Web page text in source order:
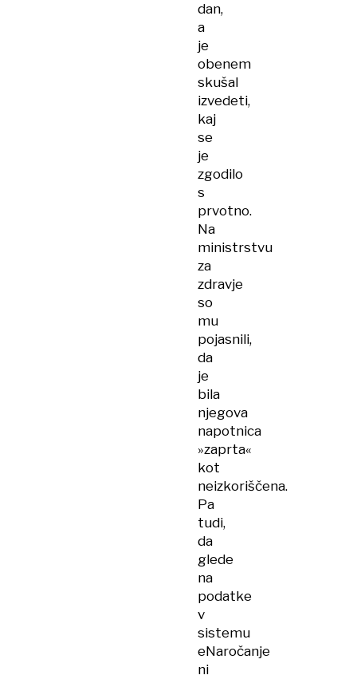
dan,
a
je
obenem
skušal
izvedeti,
kaj
se
je
zgodilo
s
prvotno.
Na
ministrstvu
za
zdravje
so
mu
pojasnili,
da
je
bila
njegova
napotnica
»zaprta«
kot
neizkoriščena.
Pa
tudi,
da
glede
na
podatke
v
sistemu
eNaročanje
ni